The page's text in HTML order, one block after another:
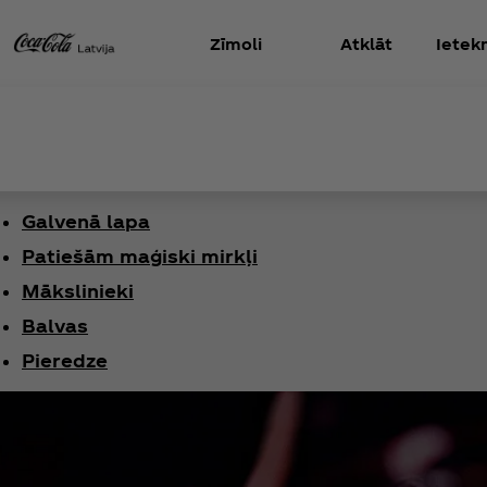
Zīmoli Atklāt
Galvenā lapa
Patiešām maģiski mirkļi
Mākslinieki
Balvas
Pieredze